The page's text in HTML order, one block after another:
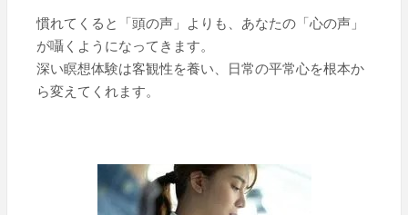
慣れてくると「頭の声」よりも、あなたの「心の声」
が囁くようになってきます。
深い瞑想体験は客観性を養い、日常の平常心を根本か
ら変えてくれます。